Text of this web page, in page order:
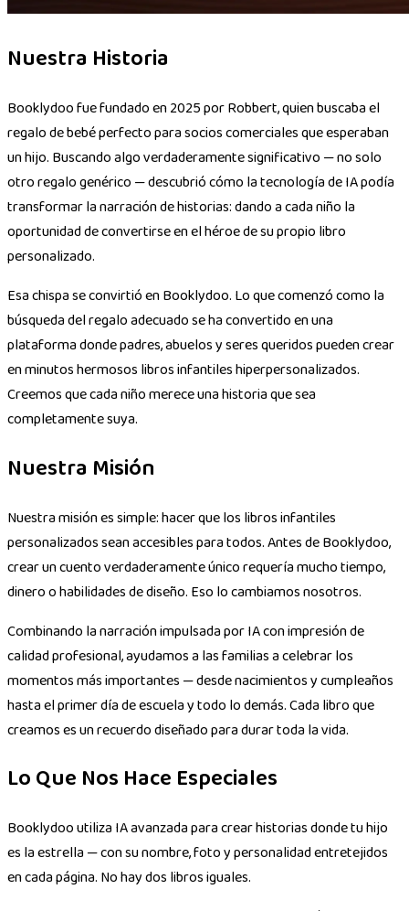
Nuestra Historia
Booklydoo fue fundado en 2025 por Robbert, quien buscaba el
regalo de bebé perfecto para socios comerciales que esperaban
un hijo. Buscando algo verdaderamente significativo — no solo
otro regalo genérico — descubrió cómo la tecnología de IA podía
transformar la narración de historias: dando a cada niño la
oportunidad de convertirse en el héroe de su propio libro
personalizado.
Esa chispa se convirtió en Booklydoo. Lo que comenzó como la
búsqueda del regalo adecuado se ha convertido en una
plataforma donde padres, abuelos y seres queridos pueden crear
en minutos hermosos libros infantiles hiperpersonalizados.
Creemos que cada niño merece una historia que sea
completamente suya.
Nuestra Misión
Nuestra misión es simple: hacer que los libros infantiles
personalizados sean accesibles para todos. Antes de Booklydoo,
crear un cuento verdaderamente único requería mucho tiempo,
dinero o habilidades de diseño. Eso lo cambiamos nosotros.
Combinando la narración impulsada por IA con impresión de
calidad profesional, ayudamos a las familias a celebrar los
momentos más importantes — desde nacimientos y cumpleaños
hasta el primer día de escuela y todo lo demás. Cada libro que
creamos es un recuerdo diseñado para durar toda la vida.
Lo Que Nos Hace Especiales
Booklydoo utiliza IA avanzada para crear historias donde tu hijo
es la estrella — con su nombre, foto y personalidad entretejidos
en cada página. No hay dos libros iguales.